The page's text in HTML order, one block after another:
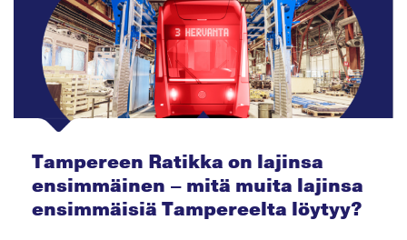
Tampereen Ratikka on lajinsa
ensimmäinen – mitä muita lajinsa
ensimmäisiä Tampereelta löytyy?